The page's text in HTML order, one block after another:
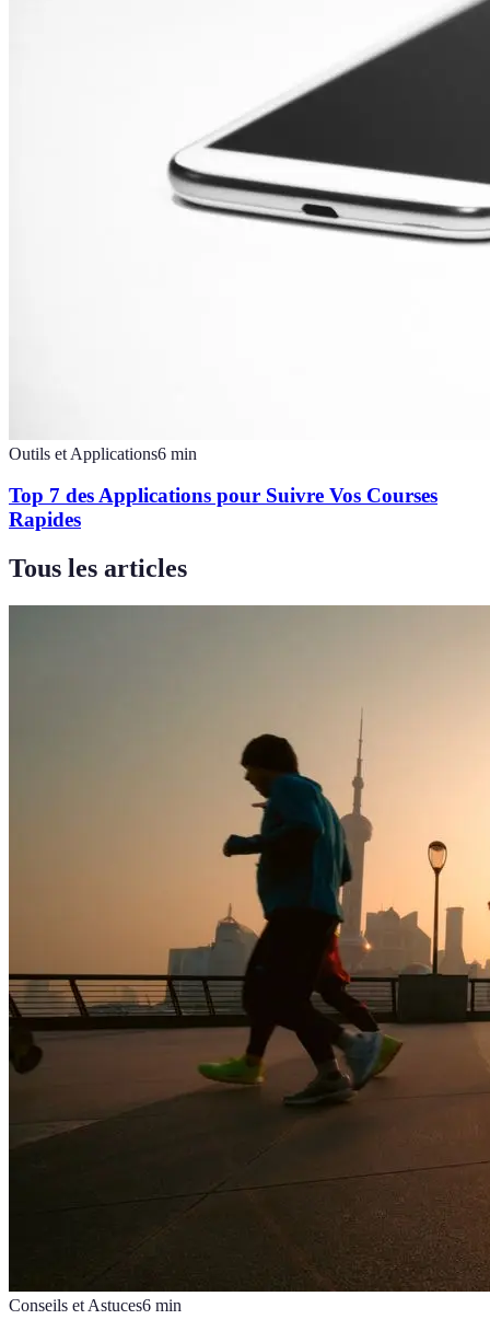
Outils et Applications6 min
Top 7 des Applications pour Suivre Vos Courses
Rapides
Tous les articles
Conseils et Astuces6 min